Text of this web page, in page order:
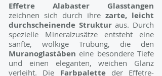
Effetre Alabaster Glasstangen
zeichnen sich durch ihre zarte, leicht
durchscheinende Strukturaus. Durch
spezielle Mineralzusätze entsteht eine
sanfte, wolkige Trübung, die den
Muranoglastäben eine besondere Tiefe
und einen eleganten, weichen Glanz
verleiht. Die Farbpalette der Effetre-